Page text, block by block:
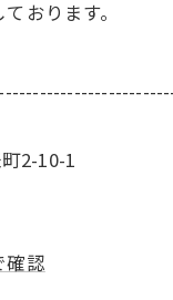
おります。
2-10-1
確認